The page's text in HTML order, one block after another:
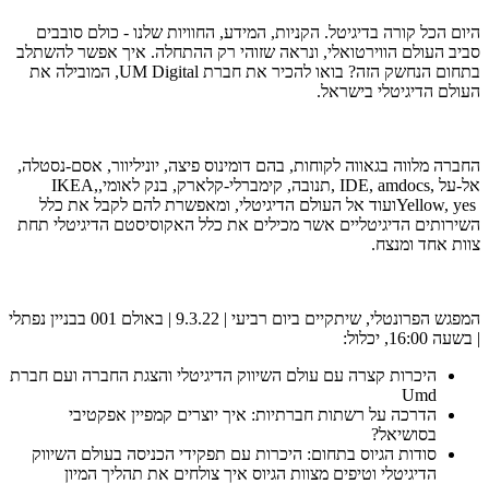
היום הכל קורה בדיגיטל. הקניות, המידע, החוויות שלנו - כולם סובבים
סביב העולם הווירטואלי, ונראה שזוהי רק ההתחלה. איך אפשר להשתלב
בתחום הנחשק הזה? בואו להכיר את חברת UM Digital, המובילה את
העולם הדיגיטלי בישראל.
החברה מלווה בגאווה לקוחות, בהם דומינוס פיצה, יוניליוור, אסם-נסטלה,
אל-על , IDE, amdocs,תנובה, קימברלי-קלארק, בנק לאומי,IKEA,
Yellow, yesועוד אל העולם הדיגיטלי, ומאפשרת להם לקבל את כלל
השירותים הדיגיטליים אשר מכילים את כלל האקוסיסטם הדיגיטלי תחת
צוות אחד ומנצח.
המפגש הפרונטלי, שיתקיים ביום רביעי | 9.3.22 | באולם 001 בבניין נפתלי
| בשעה 16:00, יכלול:
היכרות קצרה עם עולם השיווק הדיגיטלי והצגת החברה ועם חברת
Umd
הדרכה על רשתות חברתיות: איך יוצרים קמפיין אפקטיבי
בסושיאל?
סודות הגיוס בתחום: היכרות עם תפקידי הכניסה בעולם השיווק
הדיגיטלי וטיפים מצוות הגיוס איך צולחים את תהליך המיון